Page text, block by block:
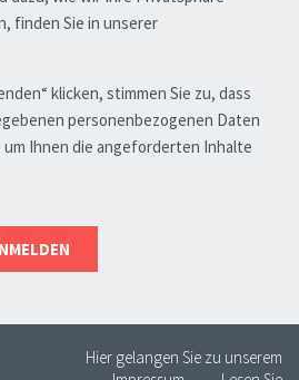
Hier gelangen Sie zu unserem